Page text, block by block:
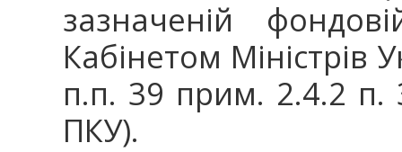
зазначеній
Кабінетом Міністрів
п.п. 39 прим. 2.4.2
ПКУ).